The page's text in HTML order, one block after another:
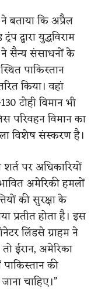
बताया कि अप्रैल
द्वारा युद्धविराम
सैन्य संसाधनों के
पाकिस्तान
किया। वहां
टोही विमान भी
परिवहन विमान का
विशेष संस्करण है।
शर्त पर अधिकारियों
अमेरिकी हमलों
की सुरक्षा के
प्रतीत होता है। इस
लिंडसे ग्राहम ने
ईरान, अमेरिका
की
चाहिए।”